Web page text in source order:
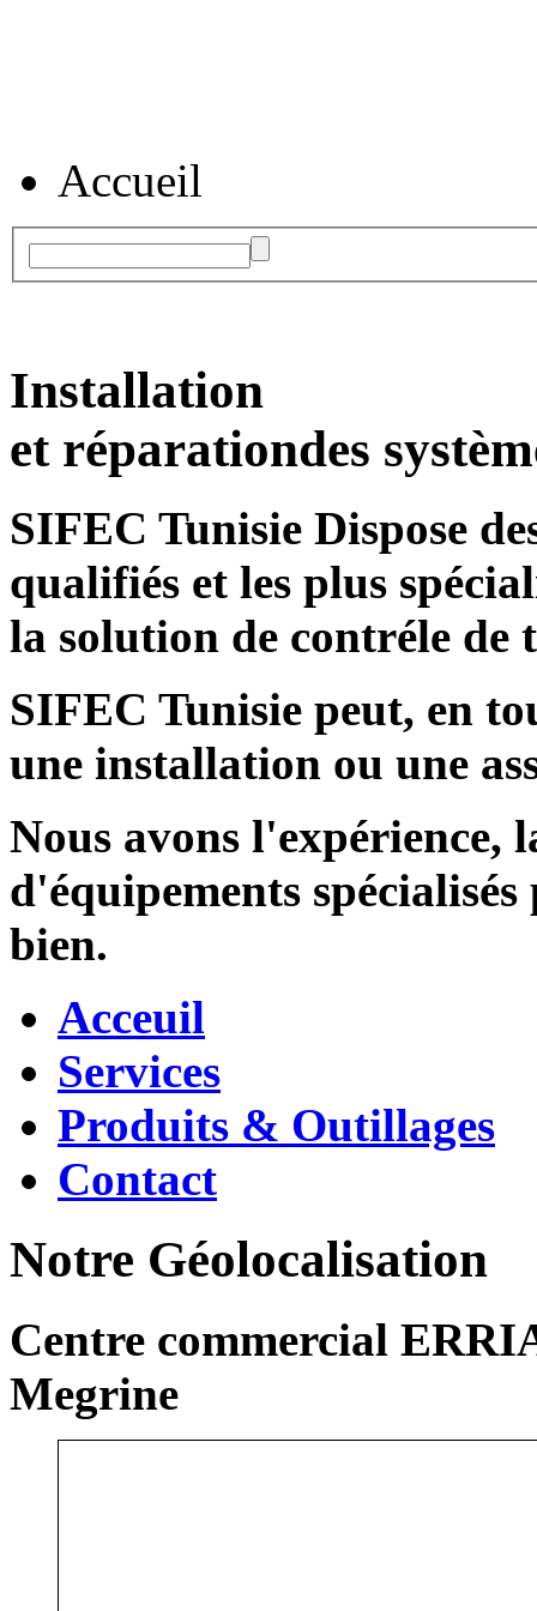
Accueil
Installation
et réparationdes
SIFEC Tunisie Dispose
qualifiés et les plus
la solution de contréle de
SIFEC Tunisie peut, en
une installation ou une
Nous avons l'expérience,
d'équipements
bien.
Acceuil
Services
Produits & Outillages
Contact
Notre Géolocalisation
Centre commercial
Megrine